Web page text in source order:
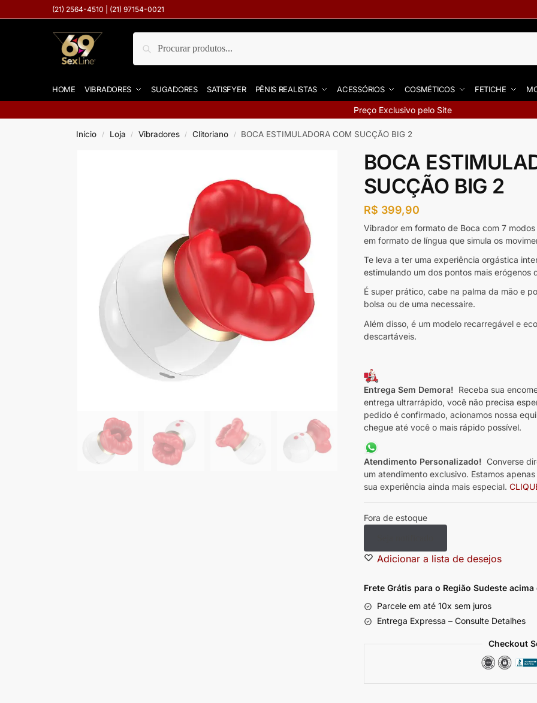
(21) 2564-4510 | (21) 97154-0021
Pesquisar
HOME VIBRADORES SUGADORES SATISFYER PÊNIS REALISTAS ACESSÓRIOS COSMÉTICOS FETICHE
Preço Exclusivo pelo Site
Início / Loja / Vibradores / Clitoriano / BOCA ESTIMULADORA COM SUCÇÃO BIG 2
BOCA
SUCÇÃO BIG 2
R$ 399,90
Vibrador em formato de Boca com 7
em formato de língua que simula os
Te leva a ter uma experiência orgástica
estimulando um dos pontos mais erógenos
É super prático, cabe na palma da mão e
bolsa ou de uma necessaire.
Além disso, é um modelo recarregável e
descartáveis.
Entrega Sem Demora! Receba sua
entrega ultrarrápido, você não precisa
pedido é confirmado, acionamos nossa
chegue até você o mais rápido possível.
Atendimento Personalizado! Converse
um atendimento exclusivo. Estamos
sua experiência ainda mais especial.
Fora de estoque
Adicionar a lista de desejos
Frete Grátis para o Região Sudeste acima
Parcele em até 10x sem juros
Entrega Expressa – Consulte Detalhes
Checkout